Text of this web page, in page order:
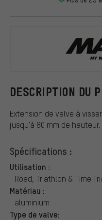
DESCRIPTION DU
Extension de valve à
jusqu'à 80 mm de hauteur.
Spécifications :
Utilisation :
Road, Triathlon & Time
Matériau :
aluminium
Type de valve: